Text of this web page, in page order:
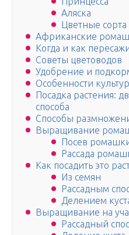
Аляска
Цветные сорта
Африканские
Когда и как
Советы цветоводов
Удобрение и
Особенности
Посадка растения:
способа
Способы
Выращивание
Посев
Рассада
Как посадить это
Из семян
Рассадным
Делением
Выращивание на
Рассадный